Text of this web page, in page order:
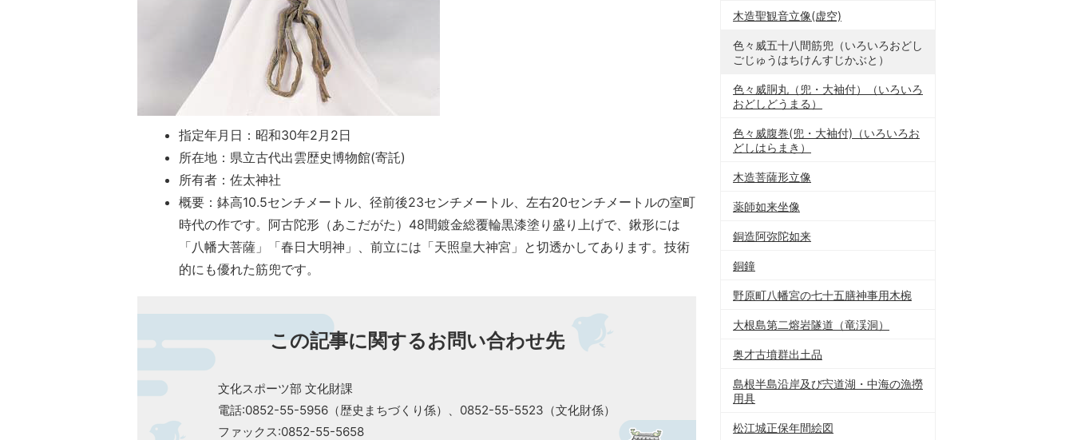
指定年月日：昭和30年2月2日
所在地：県立古代出雲歴史博物館(寄託)
所有者：佐太神社
概要：鉢高10.5センチメートル、径前後23センチメートル、左右20センチメートルの室町
時代の作です。阿古陀形（あこだがた）48間鍍金総覆輪黒漆塗り盛り上げで、鍬形には
「八幡大菩薩」「春日大明神」、前立には「天照皇大神宮」と切透かしてあります。技術
的にも優れた筋兜です。
この記事に関するお問い合わせ先
文化スポーツ部 文化財課
電話:0852-55-5956（歴史まちづくり係）、0852-55-5523（文化財係）
ファックス:0852-55-5658
木造聖観音立像(虚空)
色々威五十八間筋兜（いろいろおどし
ごじゅうはちけんすじかぶと）
色々威胴丸（兜・大袖付）（いろいろ
おどしどうまる）
色々威腹巻(兜・大袖付)（いろいろお
どしはらまき）
木造菩薩形立像
薬師如来坐像
銅造阿弥陀如来
銅鐘
野原町八幡宮の七十五膳神事用木椀
大根島第二熔岩隧道（竜渓洞）
奥才古墳群出土品
島根半島沿岸及び宍道湖・中海の漁撈
用具
松江城正保年間絵図